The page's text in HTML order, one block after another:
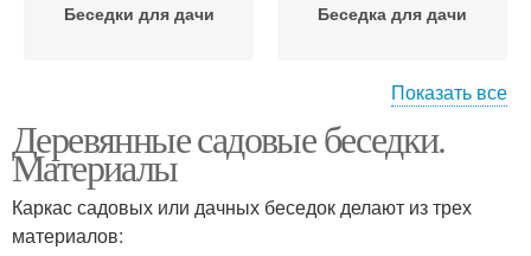
Беседки для дачи Беседка для дачи
Летняя беседка Полуоткрытая беседка
Показать все
Деревянные садовые беседки.
Материалы
Каркас садовых или дачных беседок делают из трех
материалов: